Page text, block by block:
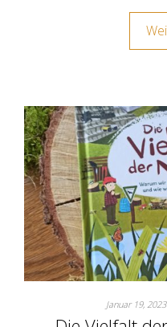
Januar 19, 2023